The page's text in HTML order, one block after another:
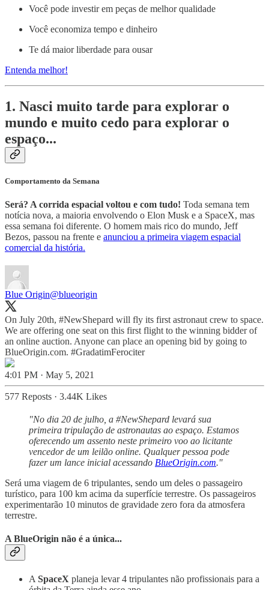
Você pode investir em peças de melhor qualidade
Você economiza tempo e dinheiro
Te dá maior liberdade para ousar
Entenda melhor!
1. Nasci muito tarde para explorar o
mundo e muito cedo para explorar o
espaço...
Comportamento da Semana
Será? A corrida espacial voltou e com tudo! Toda semana tem
notícia nova, a maioria envolvendo o Elon Musk e a SpaceX, mas
essa semana foi diferente. O homem mais rico do mundo, Jeff
Bezos, passou na frente e anunciou a primeira viagem espacial
comercial da história.
Blue Origin@blueorigin
On July 20th, #NewShepard will fly its first astronaut crew to space.
We are offering one seat on this first flight to the winning bidder of
an online auction. Anyone can place an opening bid by going to
BlueOrigin.com. #GradatimFerociter
4:01 PM · May 5, 2021
577 Reposts · 3.44K Likes
"No dia 20 de julho, a #NewShepard levará sua
primeira tripulação de astronautas ao espaço. Estamos
oferecendo um assento neste primeiro voo ao licitante
vencedor de um leilão online. Qualquer pessoa pode
fazer um lance inicial acessando BlueOrigin.com."
Será uma viagem de 6 tripulantes, sendo um deles o passageiro
turístico, para 100 km acima da superfície terrestre. Os passageiros
experimentarão 10 minutos de gravidade zero fora da atmosfera
terrestre.
A BlueOrigin não é a única...
A SpaceX planeja levar 4 tripulantes não profissionais para a